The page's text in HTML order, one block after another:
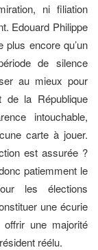
ni filiation
Edouard Philippe
plus encore qu’un
de silence
au mieux pour
de la République
intouchable,
carte à jouer.
est assurée ?
patiemment le
les élections
une écurie
une majorité
réélu.